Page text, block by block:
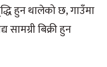
हुन थालेको छ, गाउँमा
बिक्री हुन